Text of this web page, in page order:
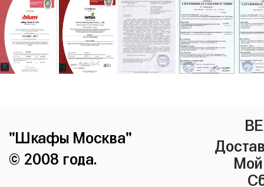
"Шкафы Москва"
© 2008 года.